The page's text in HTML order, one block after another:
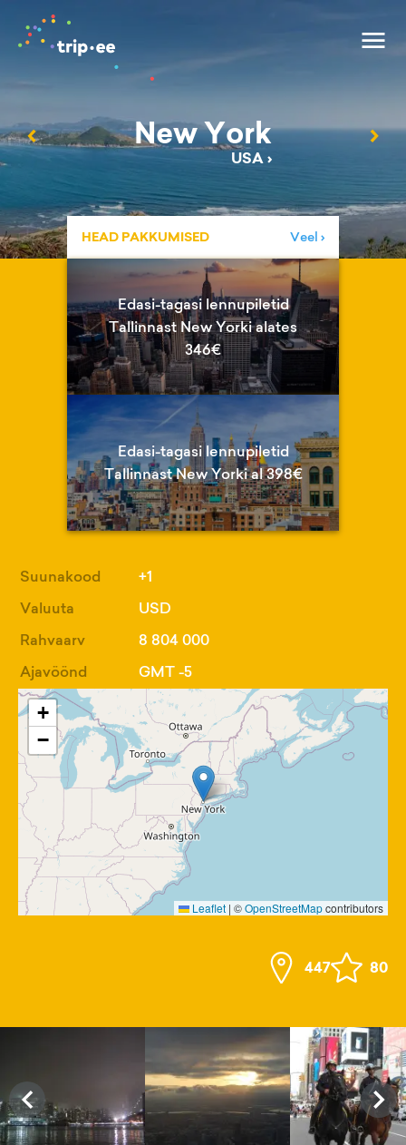
‹ New York
USA›
›
HEAD PAKKUMISED Veel ›
Edasi-tagasi lennupiletid
Tallinnast New Yorki alates
346€
Edasi-tagasi lennupiletid
Tallinnast New Yorki al 398€
Suunakood
+1
Valuuta
USD
Rahvaarv
8 804 000
Ajavöönd
GMT -5
+
−
Leaflet | ©OpenStreetMapcontributors
447 80